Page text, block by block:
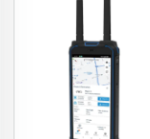
potlačování
pásmo 5,2/5,8
dostatečné
5,2/5,8 GHz, 100
dBm